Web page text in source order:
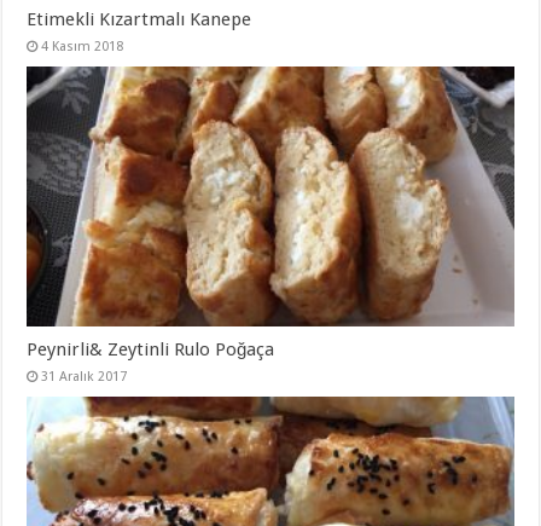
Etimekli Kızartmalı Kanepe
4 Kasım 2018
Peynirli& Zeytinli Rulo Poğaça
31 Aralık 2017